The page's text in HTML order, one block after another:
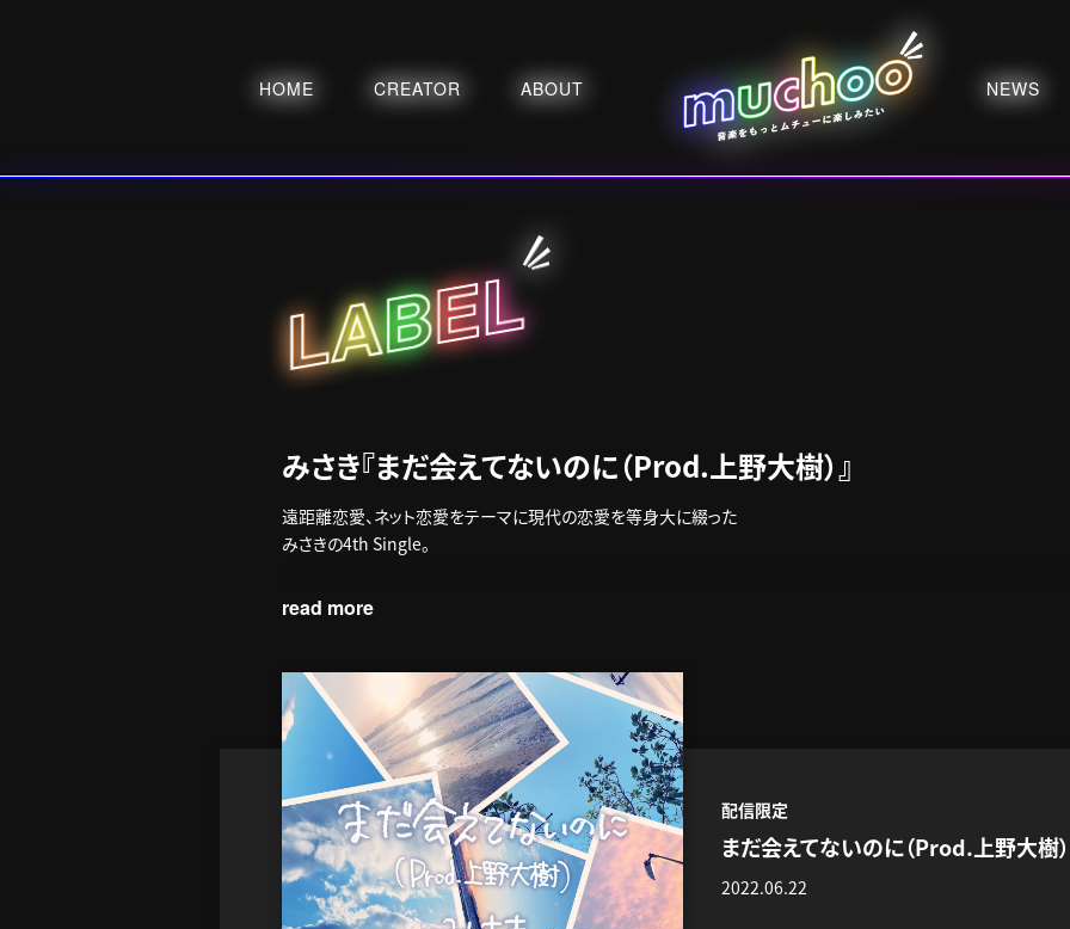
HOME CREATOR ABOUT NEWS
LABEL
みさき『まだ会えてないのに（Prod.上野大樹）』
遠距離恋愛、ネット恋愛をテーマに現代の恋愛を等身大に綴った
みさきの4th Single。
プロデューサーには『上野大樹』、アレンジャーには『深根』を招き、今までの『みさき』には無かった新しい一面を
read more
配信限定
まだ会えてないのに（Prod.上野大樹）
2022.06.22